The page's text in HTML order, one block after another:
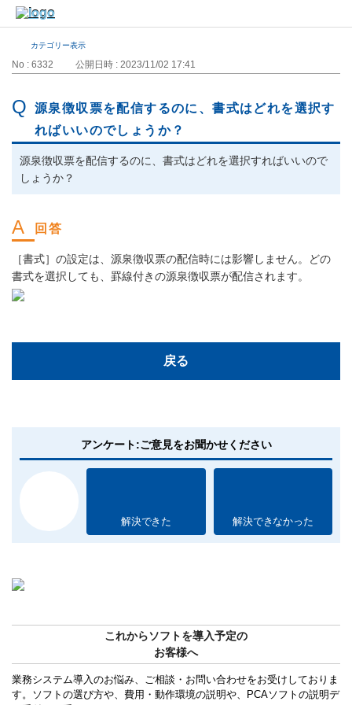
カテゴリー表示
No : 6332 公開日時 : 2023/11/02 17:41
源泉徴収票を配信するのに、書式はどれを選択す
ればいいのでしょうか？
源泉徴収票を配信するのに、書式はどれを選択すればいいので
しょうか？
［書式］の設定は、源泉徴収票の配信時には影響しません。どの
書式を選択しても、罫線付きの源泉徴収票が配信されます。
戻る
アンケート:ご意見をお聞かせください
解決できた 解決できなかった
これからソフトを導入予定の
お客様へ
業務システム導入のお悩み、ご相談・お問い合わせをお受けしておりま
す。ソフトの選び方や、費用・動作環境の説明や、PCAソフトの説明デ